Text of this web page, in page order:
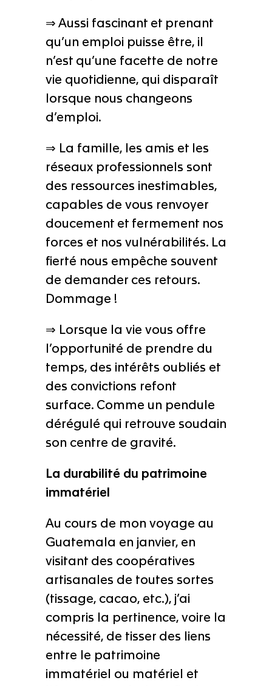
⇒ Aussi fascinant et prenant
qu’un emploi puisse être, il
n’est qu’une facette de notre
vie quotidienne, qui disparaît
lorsque nous changeons
d’emploi.
⇒ La famille, les amis et les
réseaux professionnels sont
des ressources inestimables,
capables de vous renvoyer
doucement et fermement nos
forces et nos vulnérabilités. La
fierté nous empêche souvent
de demander ces retours.
Dommage !
⇒ Lorsque la vie vous offre
l’opportunité de prendre du
temps, des intérêts oubliés et
des convictions refont
surface. Comme un pendule
dérégulé qui retrouve soudain
son centre de gravité.
La durabilité du patrimoine
immatériel
Au cours de mon voyage au
Guatemala en janvier, en
visitant des coopératives
artisanales de toutes sortes
(tissage, cacao, etc.), j’ai
compris la pertinence, voire la
nécessité, de tisser des liens
entre le patrimoine
immatériel ou matériel et